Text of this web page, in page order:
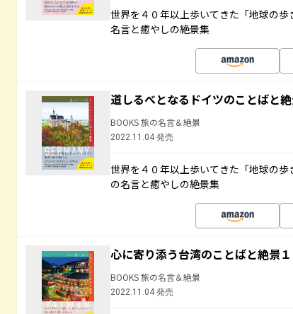
世界を４０年以上歩いてきた「地球の
名言と癒やしの絶景集
道しるべとなるドイツのことばと
BOOKS 旅の名言＆絶景
2022.11.04 発売
世界を４０年以上歩いてきた「地球の
の名言と癒やしの絶景集
心に寄り添う台湾のことばと絶景１
BOOKS 旅の名言＆絶景
2022.11.04 発売